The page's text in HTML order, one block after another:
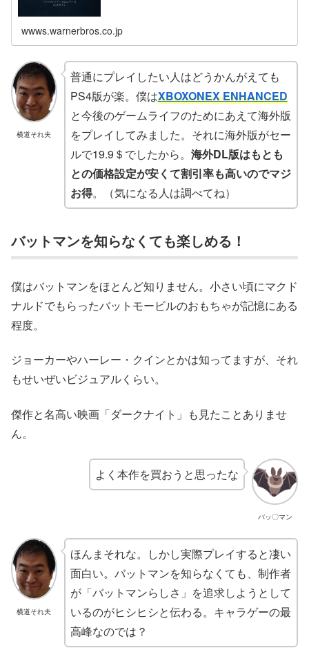
wwws.warnerbros.co.jp
横道それ夫
普通にプレイしたい人はどうかんがえても
PS4版が楽。僕はXBOXONEX ENHANCED
と今後のゲームライフのためにあえて海外版
をプレイしてみました。それに海外版がセー
ルで19.9＄でしたから。 海外DL版はもとも
との価格設定が安くて割引率も高いのでマジ
お得。（気になる人は調べてね）
バットマンを知らなくても楽しめる！
僕はバットマンをほとんど知りません。小さい頃にマクド
ナルドでもらったバットモービルのおもちゃが記憶にある
程度。
ジョーカーやハーレー・クインとかは知ってますが、それ
もせいぜいビジュアルくらい。
傑作と名高い映画「ダークナイト」も見たことありませ
ん。
バッ〇マン
よく本作を買おうと思ったな
横道それ夫
ほんまそれな。しかし実際プレイすると凄い
面白い。バットマンを知らなくても、制作者
が「バットマンらしさ」を追求しようとして
いるのがヒシヒシと伝わる。キャラゲーの最
高峰なのでは？